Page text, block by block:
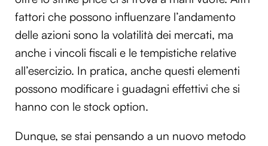
fattori che possono influenzare l’andamento
delle azioni sono la volatilità dei mercati, ma
anche i vincoli fiscali e le tempistiche relative
all’esercizio. In pratica, anche questi elementi
possono modificare i guadagni effettivi che si
hanno con le stock option.
Dunque, se stai pensando a un nuovo metodo